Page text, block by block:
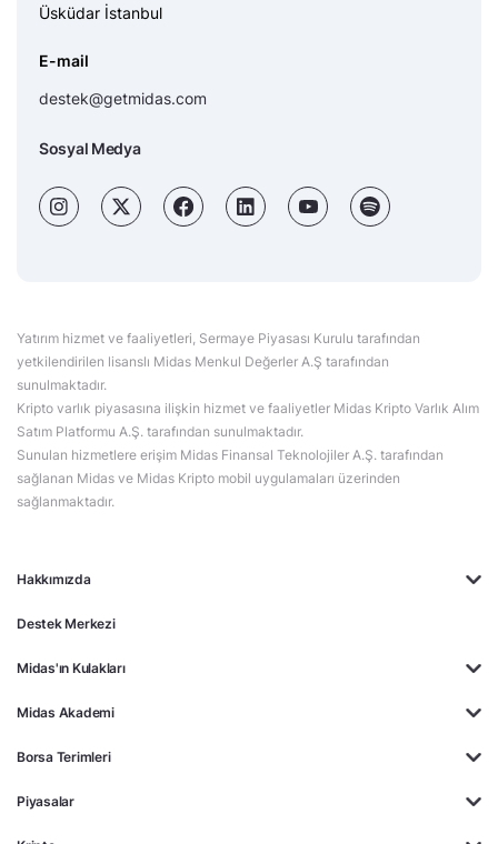
Hakkımızda
Destek Merkezi
Midas'ın Kulakları
Midas Akademi
Borsa Terimleri
Piyasalar
Üsküdar İstanbul
E-mail
destek@getmidas.com
Sosyal Medya
Yatırım hizmet ve faaliyetleri, Sermaye Piyasası Kurulu tarafından
yetkilendirilen lisanslı Midas Menkul Değerler A.Ş tarafından
sunulmaktadır.
Kripto varlık piyasasına ilişkin hizmet ve faaliyetler Midas Kripto Varlık Alım
Satım Platformu A.Ş. tarafından sunulmaktadır.
Sunulan hizmetlere erişim Midas Finansal Teknolojiler A.Ş. tarafından
sağlanan Midas ve Midas Kripto mobil uygulamaları üzerinden
sağlanmaktadır.